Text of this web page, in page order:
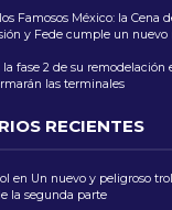
Famosos México: la Cena
y Fede cumple un
fase 2 de su remodelación
las terminales
RECIENTES
en Un nuevo y peligroso
la segunda parte